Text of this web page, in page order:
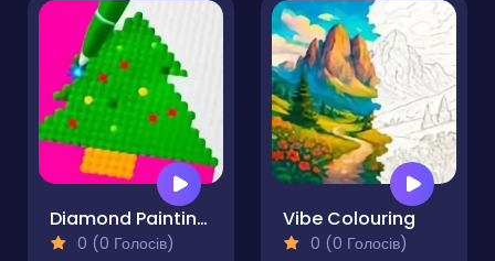
Diamond Painting by Number
0 (0 Голосів)
Vibe Colouring
0 (0 Голосів)